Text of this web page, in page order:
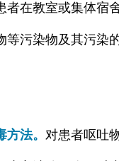
者在教室或集体宿
污染物及其污染
法。 对患者呕吐